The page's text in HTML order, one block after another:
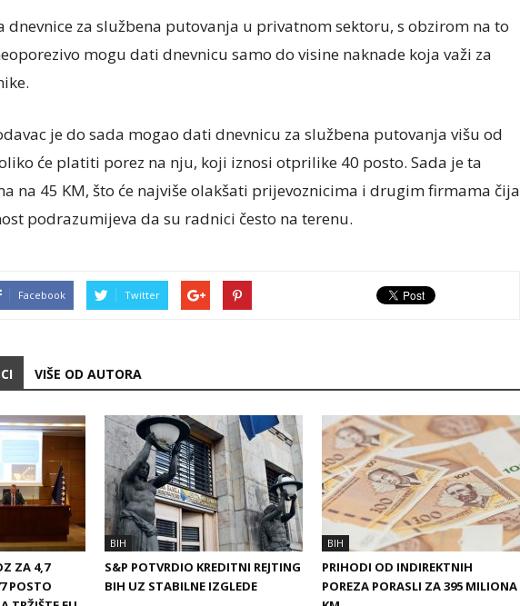
dnevnice za službena putovanja u privatnom sektoru, s obzirom na to
mogu dati dnevnicu samo do visine naknade koja važi za
je do sada mogao dati dnevnicu za službena putovanja višu od
će platiti porez na nju, koji iznosi otprilike 40 posto. Sada je ta
na 45 KM, što će najviše olakšati prijevoznicima i drugim firmama čija
podrazumijeva da su radnici često na terenu.
Facebook Twitter
VIŠE OD AUTORA
ZA 4,7
POSTO
BIH
S&P POTVRDIO KREDITNI REJTING
BIH UZ STABILNE IZGLEDE
BIH
PRIHODI OD INDIREKTNIH
POREZA PORASLI ZA 395 MILIONA